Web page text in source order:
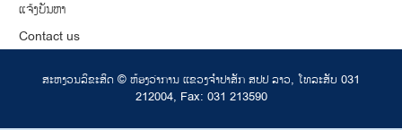
ແຈ້ງບັນຫາ
Contact us
ສະ​ຫງວນ​ລິ​ຂະ​ສິດ © ຫ້ອງວ່າການ ແຂວງ​ຈຳປາສັກ ​ສປປ​ ລາວ, ໂທ​ລະ​ສັບ 031
212004, Fax: 031 213590